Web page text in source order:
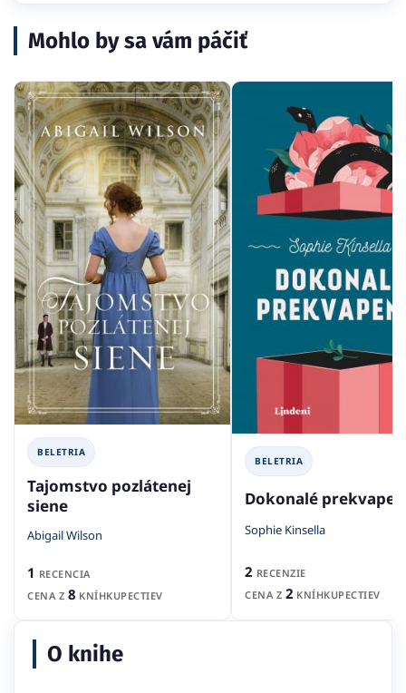
Mohlo by sa vám páčiť
BELETRIA
Tajomstvo pozlátenej
siene
Abigail Wilson
1 RECENCIA
CENA Z 8 KNÍHKUPECTIEV
BELETRIA
Dokonalé
Sophie Kinsella
2 RECENZIE
CENA Z 2 KNÍHKUPECTIEV
O knihe